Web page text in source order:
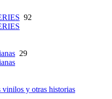
92
29
vinilos y otras historias